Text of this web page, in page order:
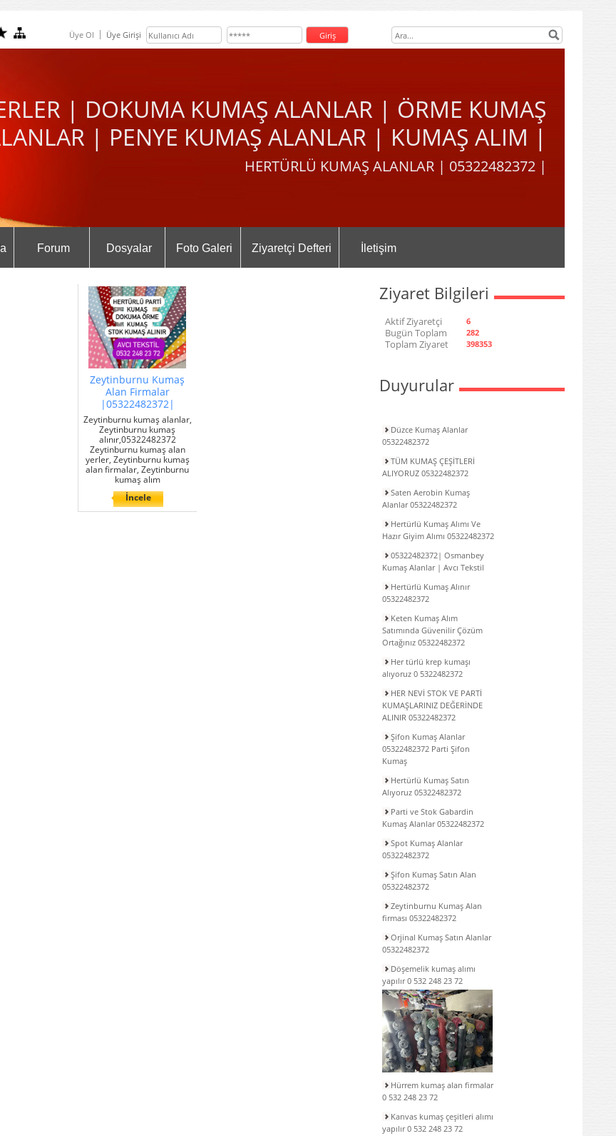
Üye Ol Üye Girişi
| DOKUMA KUMAŞ ALANLAR | ÖRME KUMAŞ
| PENYE KUMAŞ ALANLAR | KUMAŞ ALIM |
HERTÜRLÜ KUMAŞ ALANLAR | 05322482372 |
Forum Dosyalar Foto Galeri Ziyaretçi Defteri İletişim
Zeytinburnu Kumaş
Alan Firmalar
|05322482372|
Zeytinburnu kumaş alanlar,
Zeytinburnu kumaş
alınır,05322482372
Zeytinburnu kumaş alan
yerler, Zeytinburnu kumaş
alan firmalar, Zeytinburnu
kumaş alım
İncele
Ziyaret Bilgileri
Aktif Ziyaretçi 6
Bugün Toplam 282
Toplam Ziyaret 398353
Duyurular
Düzce Kumaş Alanlar
05322482372
TÜM KUMAŞ ÇEŞİTLERİ
ALIYORUZ 05322482372
Saten Aerobin Kumaş
Alanlar 05322482372
Hertürlü Kumaş Alımı Ve
Hazır Giyim Alımı 05322482372
05322482372| Osmanbey
Kumaş Alanlar | Avcı Tekstil
Hertürlü Kumaş Alınır
05322482372
Keten Kumaş Alım
Satımında Güvenilir Çözüm
Ortağınız 05322482372
Her türlü krep kumaşı
alıyoruz 0 5322482372
HER NEVİ STOK VE PARTİ
KUMAŞLARINIZ DEĞERİNDE
ALINIR 05322482372
Şifon Kumaş Alanlar
05322482372 Parti Şifon
Kumaş
Hertürlü Kumaş Satın
Alıyoruz 05322482372
Parti ve Stok Gabardin
Kumaş Alanlar 05322482372
Spot Kumaş Alanlar
05322482372
Şifon Kumaş Satın Alan
05322482372
Zeytinburnu Kumaş Alan
firması 05322482372
Orjinal Kumaş Satın Alanlar
05322482372
Döşemelik kumaş alımı
yapılır 0 532 248 23 72
Hürrem kumaş alan firmalar
0 532 248 23 72
Kanvas kumaş çeşitleri alımı
yapılır 0 532 248 23 72